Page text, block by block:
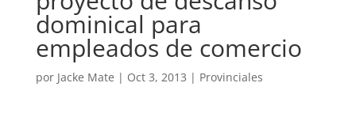
dominical para
empleados de comercio
por Jacke Mate | Oct 3, 2013 | Provinciales